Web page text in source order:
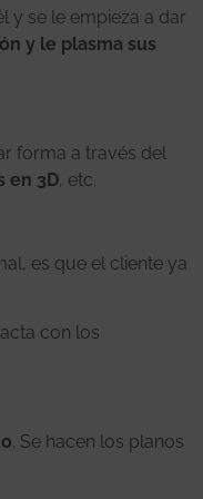
y se le empieza a dar
y le plasma sus
forma a través del
en 3D, etc.
es que el cliente ya
con los
. Se hacen los planos